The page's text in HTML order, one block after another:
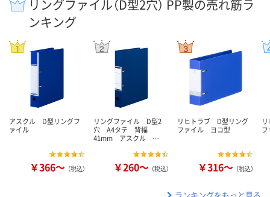
リングファイル（D型2穴） PP製の売れ筋ラ
ンキング
アスクル D型リングフ
ァイル
￥366～ （税込）
リングファイル D型2
穴 A4タテ 背幅
41mm アスクル …
￥260～ （税込）
リヒトラブ D型リング
ファイル ヨコ型
￥316～ （税込）